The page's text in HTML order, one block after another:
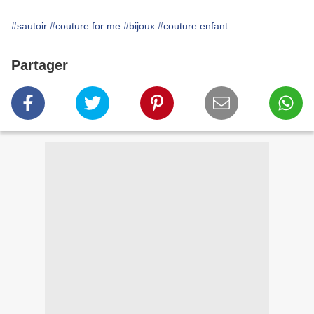
#sautoir #couture for me #bijoux #couture enfant
Partager